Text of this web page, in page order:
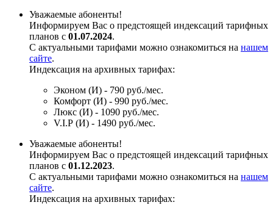
Уважаемые абоненты!
Информируем Вас о предстоящей индексаций тарифных
планов с 01.07.2024.
С актуальными тарифами можно ознакомиться на нашем
сайте.
Индексация на архивных тарифах:
Эконом (И) - 790 руб./мес.
Комфорт (И) - 990 руб./мес.
Люкс (И) - 1090 руб./мес.
V.I.P (И) - 1490 руб./мес.
Уважаемые абоненты!
Информируем Вас о предстоящей индексаций тарифных
планов с 01.12.2023.
С актуальными тарифами можно ознакомиться на нашем
сайте.
Индексация на архивных тарифах: